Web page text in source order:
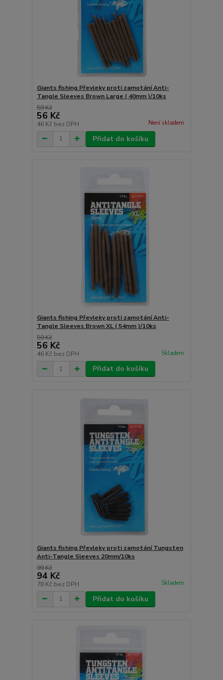
Giants fishing Převleky proti zamotání Anti-
Tangle Sleeves Brown Large ( 40mm )/10ks
59 Kč
56 Kč
46 Kč bez DPH Není skladem
Přidat do košíku
Giants fishing Převleky proti zamotání Anti-
Tangle Sleeves Brown XL ( 54mm )/10ks
59 Kč
56 Kč
46 Kč bez DPH Skladem
Přidat do košíku
Giants fishing Převleky proti zamotání Tungsten
Anti-Tangle Sleeves 20mm/10ks
99 Kč
94 Kč
78 Kč bez DPH Skladem
Přidat do košíku